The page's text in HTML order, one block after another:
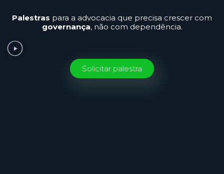
Palestras para a advocacia que precisa crescer com
governança, não com dependência.
Solicitar palestra